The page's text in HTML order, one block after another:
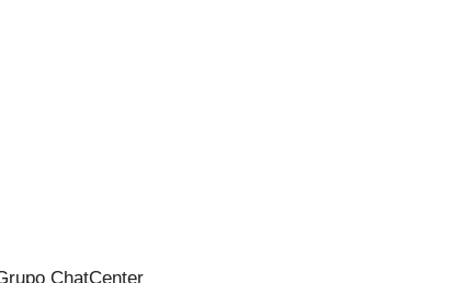
ChatCenter